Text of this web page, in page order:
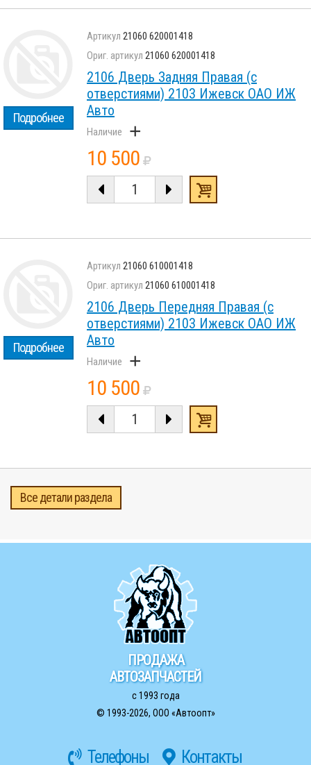
Подробнее
21060 620001418
21060 620001418
2106 Дверь Задняя Правая (с
отверстиями) 2103 Ижевск ОАО ИЖ
Авто
+
10 500
Подробнее
21060 610001418
21060 610001418
2106 Дверь Передняя Правая (с
отверстиями) 2103 Ижевск ОАО ИЖ
Авто
+
10 500
Все детали раздела
ПРОДАЖА
АВТОЗАПЧАСТЕЙ
с 1993 года
© 1993-2026, ООО «Автоопт»
Телефоны Контакты